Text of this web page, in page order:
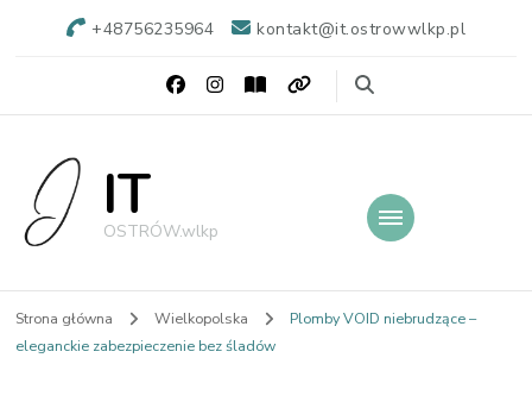
+48756235964 kontakt@it.ostrowwlkp.pl
IT
OSTRÓW.wlkp
Strona główna Wielkopolska
Plomby VOID niebrudzące –
eleganckie zabezpieczenie bez śladów